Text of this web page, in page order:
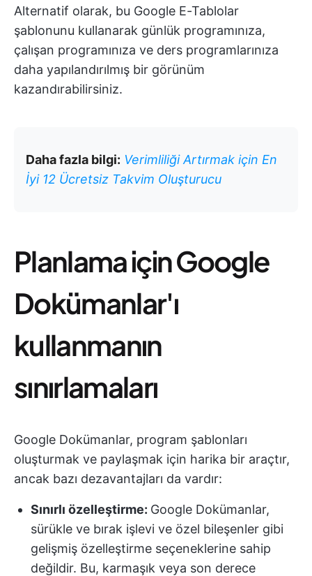
Alternatif olarak, bu Google E-Tablolar
şablonunu kullanarak günlük programınıza,
çalışan programınıza ve ders programlarınıza
daha yapılandırılmış bir görünüm
kazandırabilirsiniz.
Daha fazla bilgi: Verimliliği Artırmak için En
İyi 12 Ücretsiz Takvim Oluşturucu
Planlama için Google
Dokümanlar'ı
kullanmanın
sınırlamaları
Google Dokümanlar, program şablonları
oluşturmak ve paylaşmak için harika bir araçtır,
ancak bazı dezavantajları da vardır:
Sınırlı özelleştirme: Google Dokümanlar,
sürükle ve bırak işlevi ve özel bileşenler gibi
gelişmiş özelleştirme seçeneklerine sahip
değildir. Bu, karmaşık veya son derece